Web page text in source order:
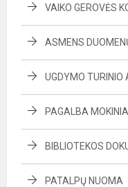
VAIKO GEROVĖS
ASMENS
UGDYMO
PAGALBA
BIBLIOTEKOS
PATALPŲ NUOMA